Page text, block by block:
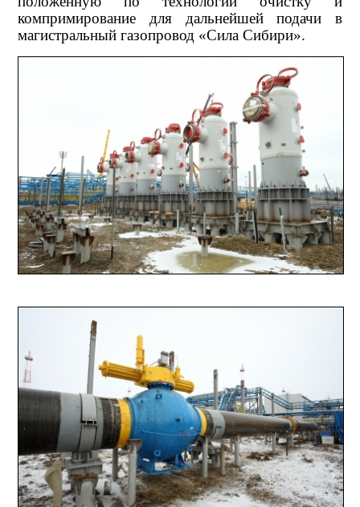
компримирование для дальнейшей подачи в
магистральный газопровод «Сила Сибири».